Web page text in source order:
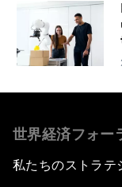
世界経済フォー
私たちのストラテ